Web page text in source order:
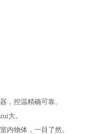
，控温精确可靠。
大。
内物体，一目了然。